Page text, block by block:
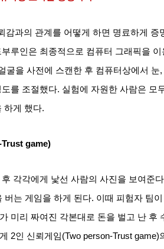
감과의 관계를 어떻게 하면 명료하게 증
루인은 최종적으로 컴퓨터 그래픽을
굴을 사전에 스캔한 후 컴퓨터상에서 눈,
를 조절했다. 실험에 자원한 사람은 모
하게 했다.
game)
각각에게 낯선 사람의 사진을 보여준다
버는 게임을 하게 된다. 이때 피험자 팀
미리 짜여진 각본대로 돈을 벌고 난 후
2인 신뢰게임(Two person-Trust game)